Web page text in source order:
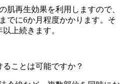
肌再生効果を利用しますので、
でに6か月程度かかります。そ
上続きます。
ことは可能ですか？